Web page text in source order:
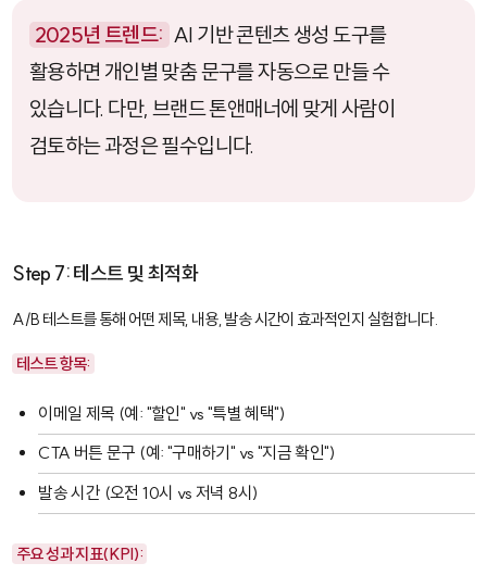
2025년 트렌드: AI 기반 콘텐츠 생성 도구를
활용하면 개인별 맞춤 문구를 자동으로 만들 수
있습니다. 다만, 브랜드 톤앤매너에 맞게 사람이
검토하는 과정은 필수입니다.
Step 7: 테스트 및 최적화
A/B 테스트를 통해 어떤 제목, 내용, 발송 시간이 효과적인지 실험합니다.
테스트 항목:
이메일 제목 (예: "할인" vs "특별 혜택")
CTA 버튼 문구 (예: "구매하기" vs "지금 확인")
발송 시간 (오전 10시 vs 저녁 8시)
주요 성과 지표(KPI):